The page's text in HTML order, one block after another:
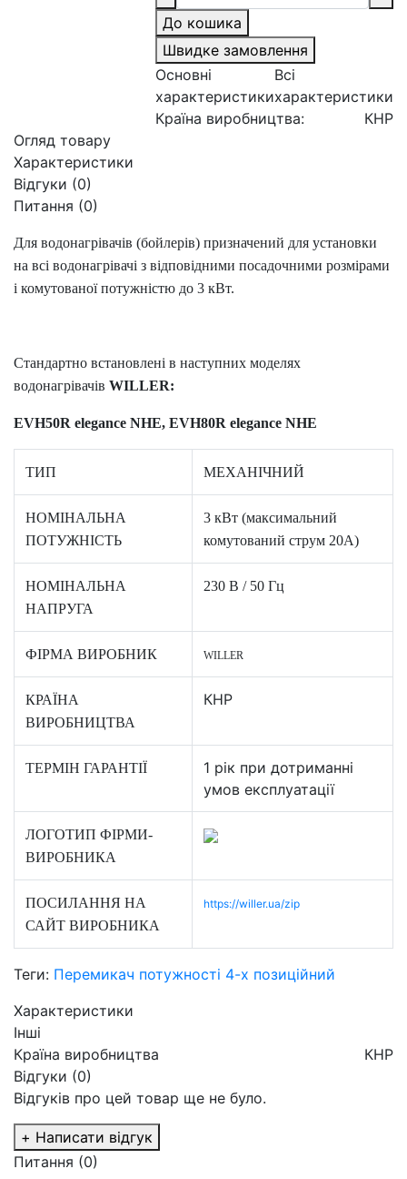
Основні
характеристики
Всі
характеристики
Країна виробництва:
КНР
До кошика
Швидке замовлення
Огляд товару
Характеристики
Відгуки (0)
Питання (0)
Для водонагрівачів (бойлерів) призначений для установки
на всі водонагрівачі з відповідними посадочними розмірами
і комутованої потужністю до 3 кВт.
Стандартно встановлені в наступних моделях
водонагрівачів WILLER:
EVH50R elegance NHE, EVH80R elegance NHE
ТИП МЕХАНІЧНИЙ
НОМІНАЛЬНА
ПОТУЖНІСТЬ
3 кВт (максимальний
комутований струм 20А)
НОМІНАЛЬНА
НАПРУГА
230 В / 50 Гц
ФІРМА ВИРОБНИК WILLER
КРАЇНА
ВИРОБНИЦТВА
КНР
ТЕРМІН ГАРАНТІЇ
1 рік при дотриманні
умов експлуатації
ЛОГОТИП ФІРМИ-
ВИРОБНИКА
ПОСИЛАННЯ НА
САЙТ ВИРОБНИКА
https://willer.ua/zip
Теги: Перемикач потужності 4-х позиційний
Характеристики
Інші
Країна виробництва
КНР
Відгуки (0)
Відгуків про цей товар ще не було.
+ Написати відгук
Питання (0)